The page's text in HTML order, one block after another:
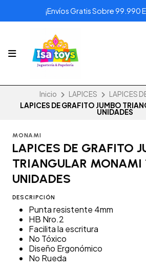
¡Envíos Gratis Sobre 99.990
Inicio LAPICES
LAPICES
LAPICES DE GRAFITO JUMBO
UNIDADES
MONAMI
LAPICES DE GRAFITO
TRIANGULAR MONAMI
UNIDADES
DESCRIPCIÓN
Punta resistente 4mm
HB Nro.2
Facilita la escritura
No Tóxico
Diseño Ergonómico
No Rueda